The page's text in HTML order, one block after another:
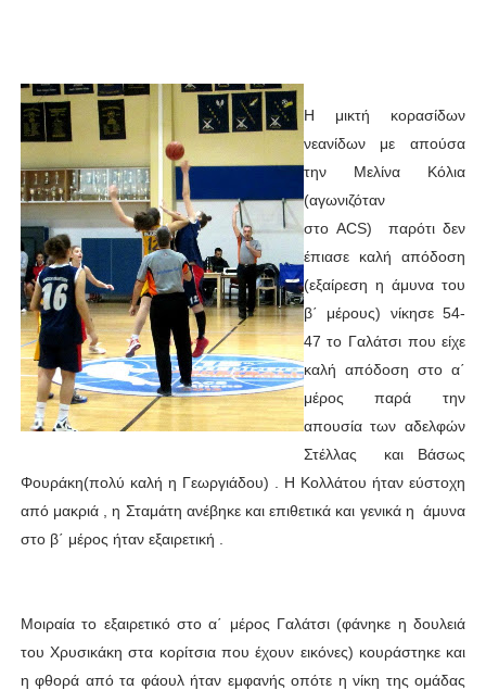
Η μικτή κορασίδων
νεανίδων με απούσα
την Μελίνα Κόλια
(αγωνιζόταν
στοACS) παρότι δεν
έπιασε καλή απόδοση
(εξαίρεση η άμυνα του
β΄ μέρους) νίκησε 54-
47 το Γαλάτσι που είχε
καλή απόδοση στο α΄
μέρος παρά την
απουσία των αδελφών
Στέλλας και Βάσως
Φουράκη(πολύ καλή η Γεωργιάδου) . Η Κολλάτου ήταν εύστοχη
από μακριά , η Σταμάτη ανέβηκε και επιθετικά και γενικά η άμυνα
στο β΄ μέρος ήταν εξαιρετική .
Μοιραία το εξαιρετικό στο α΄ μέρος Γαλάτσι (φάνηκε η δουλειά
του Χρυσικάκη στα κορίτσια που έχουν εικόνες) κουράστηκε και
η φθορά από τα φάουλ ήταν εμφανής οπότε η νίκη της ομάδας